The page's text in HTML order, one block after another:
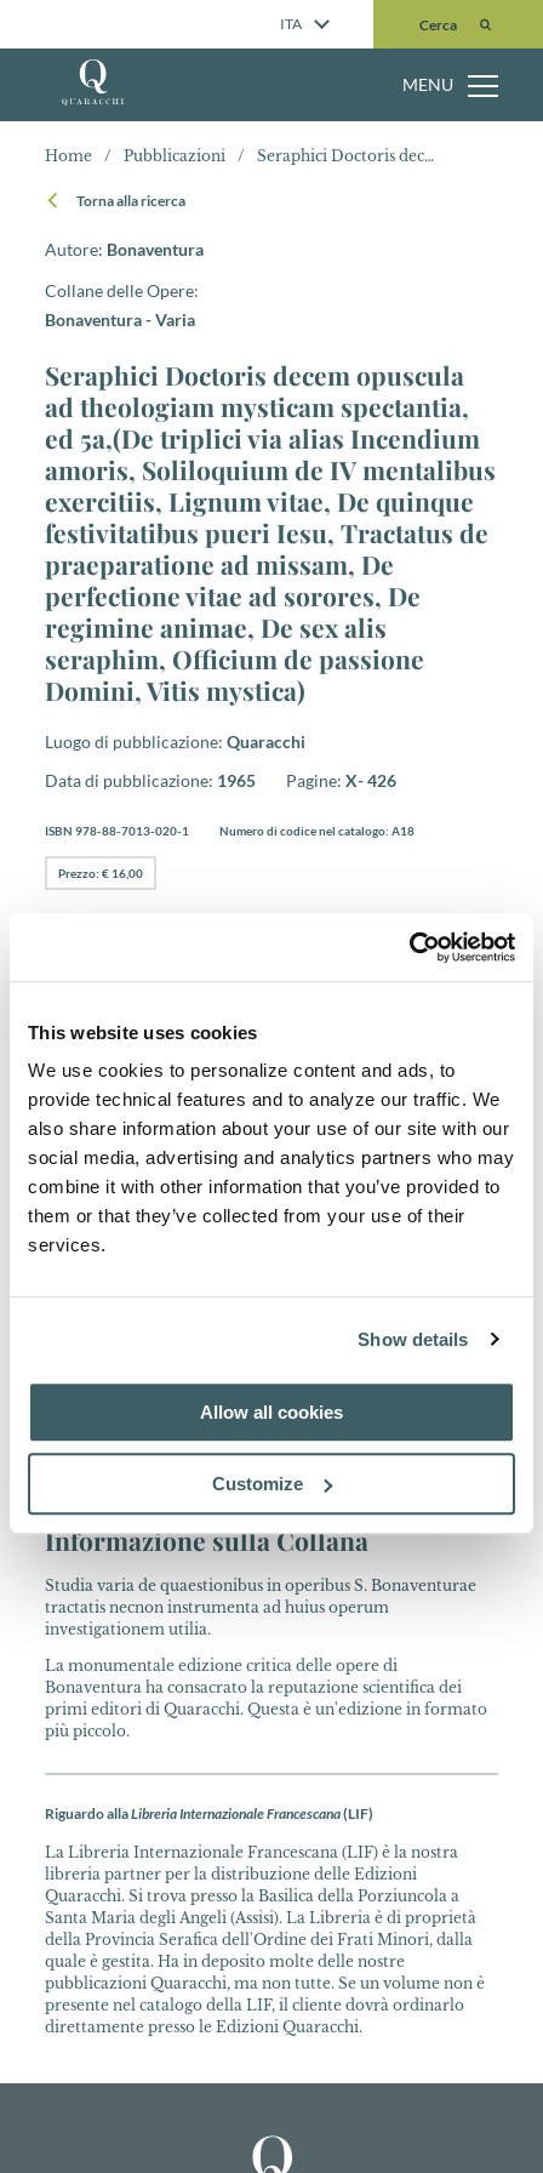
This website uses cookies
We use cookies to personalize content and ads, to
provide technical features and to analyze our traffic. We
also share information about your use of our site with our
social media, advertising and analytics partners who may
combine it with other information that you’ve provided to
them or that they’ve collected from your use of their
services.
Show details
Allow all cookies
Customize
ITA Cerca
Cerca
MENU
Home / Pubblicazioni / Seraphici Doctoris decem opuscula ad theologiam mysticam spectantia, ed 5a,(De triplici via alias Incendium amoris, Soliloquium de IV mentalibus exercitiis, Lignum vitae, De quinque festivitatibus pueri Iesu, Tractatus de praeparatione ad missam, De perfectione vitae ad sorores, De regimine animae, De sex alis seraphim, Officium de passione Domini, Vitis mystica)
Torna alla ricerca
Autore: Bonaventura
Collane delle Opere:
Bonaventura - Varia
Seraphici Doctoris decem opuscula
ad theologiam mysticam spectantia,
ed 5a,(De triplici via alias Incendium
amoris, Soliloquium de IV mentalibus
exercitiis, Lignum vitae, De quinque
festivitatibus pueri Iesu, Tractatus de
praeparatione ad missam, De
perfectione vitae ad sorores, De
regimine animae, De sex alis
seraphim, Officium de passione
Domini, Vitis mystica)
Luogo di pubblicazione: Quaracchi
Data di pubblicazione: 1965 Pagine: X- 426
ISBN 978-88-7013-020-1 Numero di codice nel catalogo: A18
Prezzo: € 16,00
Francescana(LIF)
Informazioni sull'Autore
Bonaventura (ca. 1217-1274)
studente a Parigi (1243), dove probabilmente studiò sotto la
Guglielmo di Middleton ed Eudes Rigaud. Insegnò a Parigi a
generale dell'Ordine (1257) e della nomina a Cardinale
Vescovo di Albano (1273). Autore di ampie opere di filosofia,
(1274), canonizzato da Sisto IV (1482), proclamato Dottore
della Chiesa da Sisto V (1588).
Informazione sulla Collana
Studia varia de quaestionibus in operibus S. Bonaventurae
tractatis necnon instrumenta ad huius operum
investigationem utilia.
La monumentale edizione critica delle opere di
Bonaventura ha consacrato la reputazione scientifica dei
primi editori di Quaracchi. Questa è un'edizione in formato
più piccolo.
Riguardo allaLibreria Internazionale Francescana(LIF)
La Libreria Internazionale Francescana (LIF) è la nostra
libreria partner per la distribuzione delle Edizioni
Quaracchi. Si trova presso la Basilica della Porziuncola a
Santa Maria degli Angeli (Assisi). La Libreria è di proprietà
della Provincia Serafica dell'Ordine dei Frati Minori, dalla
quale è gestita. Ha in deposito molte delle nostre
pubblicazioni Quaracchi, ma non tutte. Se un volume non è
presente nel catalogo della LIF, il cliente dovrà ordinarlo
direttamente presso le Edizioni Quaracchi.